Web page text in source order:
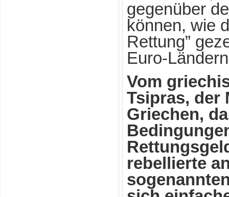
gegenüber
können, wie
Rettung”
Euro-
Vom
Tsipras, der
Griechen,
rebellierte